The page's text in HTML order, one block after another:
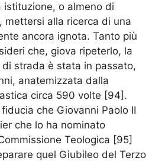
istituzione, o almeno di
mettersi alla ricerca di una
ancora ignota. Tanto più
che, giova ripeterlo, la
strada è stata in passato,
anatemizzata dalla
circa 590 volte [94].
che Giovanni Paolo II
che lo ha nominato
Teologica [95]
quel Giubileo del Terzo